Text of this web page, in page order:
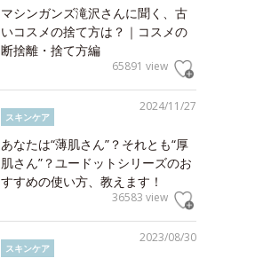
マシンガンズ滝沢さんに聞く、古
いコスメの捨て方は？｜コスメの
断捨離・捨て方編
65891 view
2024/11/27
スキンケア
あなたは“薄肌さん”？それとも“厚
肌さん”？ユードットシリーズのお
すすめの使い方、教えます！
36583 view
2023/08/30
スキンケア